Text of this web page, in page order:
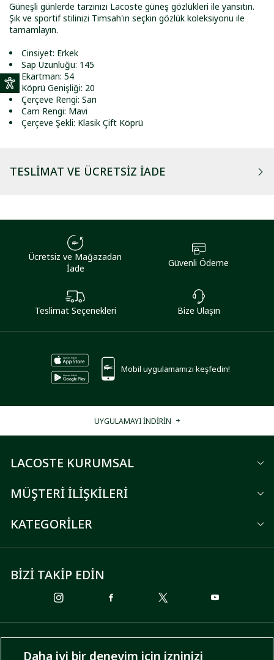
Güneşli günlerde tarzınızı Lacoste güneş gözlükleri ile yansıtın.
Şık ve sportif stilinizi Timsah'ın seçkin gözlük koleksiyonu ile
tamamlayın.
Cinsiyet: Erkek
Sap Uzunluğu: 145
Ekartman: 54
Köprü Genişliği: 20
Çerçeve Rengi: Sarı
Cam Rengi: Mavi
Çerçeve Şekli: Klasik Çift Köprü
TESLIMAT VE ÜCRETSIZ İADE
Ücretsiz ve Mağazadan
İade
Güvenli Ödeme
Teslimat Seçenekleri Bize Ulaşın
Mobil uygulamamızı keşfedin!
UYGULAMAYI İNDİRİN
LACOSTE KURUMSAL
MÜŞTERİ İLİŞKİLERİ
KATEGORİLER
BİZİ TAKİP EDİN
ÖDEME SEÇENEKLERİ
Daha iyi bir deneyim için izninizi